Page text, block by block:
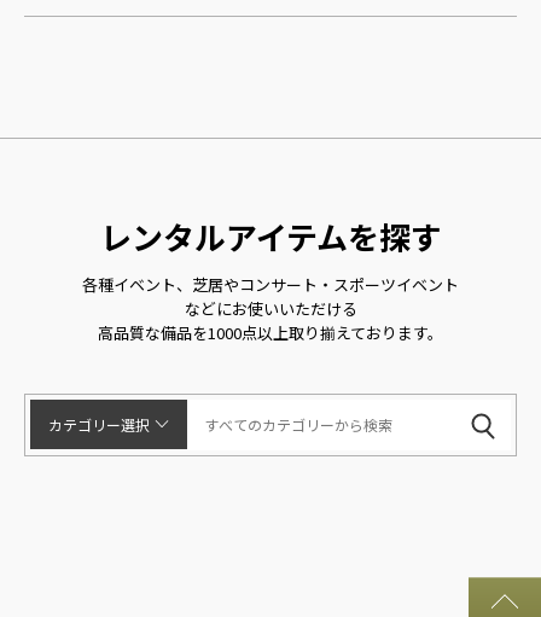
レンタルアイテムを探す
各種イベント、芝居やコンサート・スポーツイベント
などにお使いいただける
高品質な備品を1000点以上取り揃えております。
カテゴリー選択